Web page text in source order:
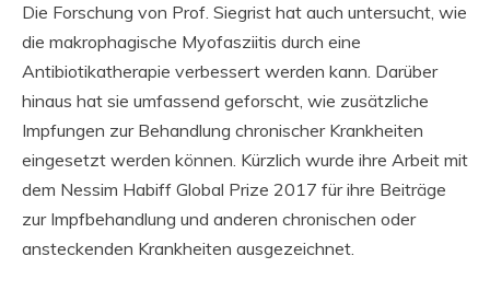
Die Forschung von Prof. Siegrist hat auch untersucht, wie
die makrophagische Myofasziitis durch eine
Antibiotikatherapie verbessert werden kann. Darüber
hinaus hat sie umfassend geforscht, wie zusätzliche
Impfungen zur Behandlung chronischer Krankheiten
eingesetzt werden können. Kürzlich wurde ihre Arbeit mit
dem Nessim Habiff Global Prize 2017 für ihre Beiträge
zur Impfbehandlung und anderen chronischen oder
ansteckenden Krankheiten ausgezeichnet.